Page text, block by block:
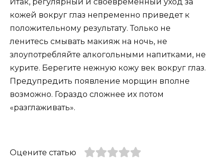
кожей вокруг глаз непременно приведет к
положительному результату. Только не
ленитесь смывать макияж на ночь, не
злоупотребляйте алкогольными напитками, не
курите. Берегите нежную кожу век вокруг глаз.
Предупредить появление морщин вполне
возможно. Гораздо сложнее их потом
«разглаживать».
Оцените статью